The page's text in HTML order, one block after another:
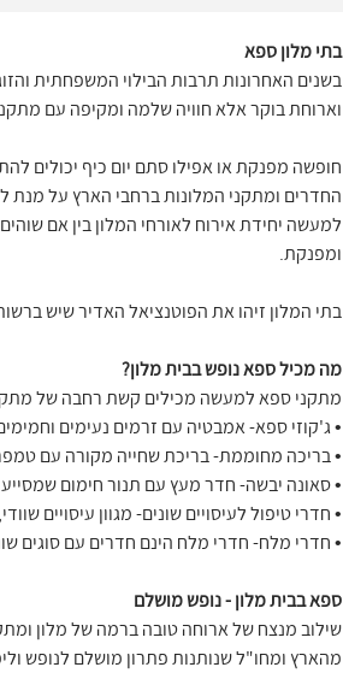
בתי מלון ספא
בשנים האחרונות תרבות הבילוי המשפחתית
וארוחת בוקר אלא חוויה שלמה ומקיפה עם מתקני ספא מתקדמים
חופשה מפנקת או אפילו סתם יום כיף יכולים
החדרים ומתקני המלונות ברחבי הארץ על מנת
למעשה יחידת אירוח לאורחי המלון בין אם
ומפנקת.
בתי המלון זיהו את הפוטנציאל האדיר שיש
מה מכיל ספא נופש בבית מלון?
מתקני ספא למעשה מכילים קשת רחבה של
• ג'קוזי ספא- אמבטיה עם זרמים נעימים
• בריכה מחוממת- בריכת שחייה מקורה עם
• סאונה יבשה- חדר מעץ עם תנור חימום שמסייע
• חדרי טיפול לעיסויים שונים- מגוון עיסויים
• חדרי מלח- חדרי מלח הינם חדרים עם סוגים
ספא בבית מלון - נופש מושלם
שילוב מנצח של ארוחה טובה ברמה של מלון
מהארץ ומחו"ל שנותנות פתרון מושלם לנופש